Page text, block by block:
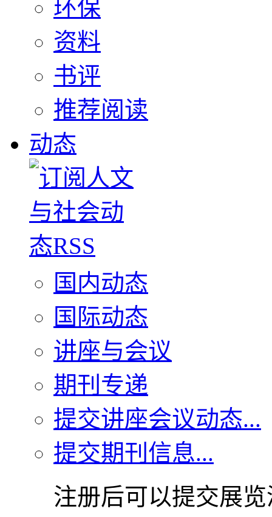
环保
资料
书评
推荐阅读
动态
国内动态
国际动态
讲座与会议
期刊专递
提交讲座会议动态...
提交期刊信息...
注册后可以提交展